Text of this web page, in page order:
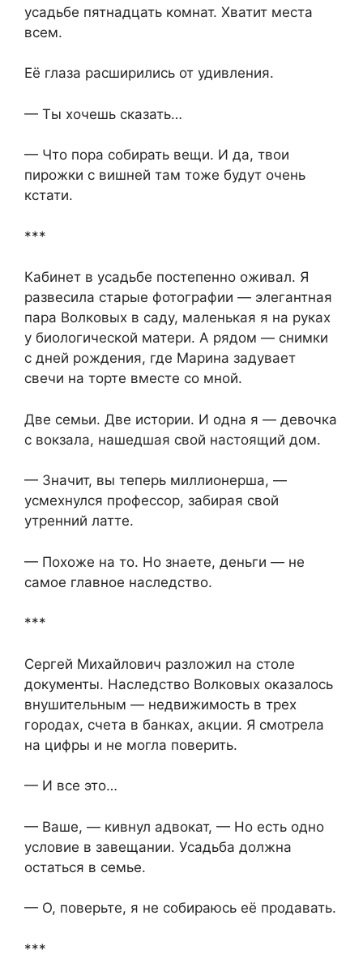
усадьбе пятнадцать комнат. Хватит места
всем.
Её глаза расширились от удивления.
— Ты хочешь сказать…
— Что пора собирать вещи. И да, твои
пирожки с вишней там тоже будут очень
кстати.
***
Кабинет в усадьбе постепенно оживал. Я
развесила старые фотографии — элегантная
пара Волковых в саду, маленькая я на руках
у биологической матери. А рядом — снимки
с дней рождения, где Марина задувает
свечи на торте вместе со мной.
Две семьи. Две истории. И одна я — девочка
с вокзала, нашедшая свой настоящий дом.
— Значит, вы теперь миллионерша, —
усмехнулся профессор, забирая свой
утренний латте.
— Похоже на то. Но знаете, деньги — не
самое главное наследство.
***
Сергей Михайлович разложил на столе
документы. Наследство Волковых оказалось
внушительным — недвижимость в трех
городах, счета в банках, акции. Я смотрела
на цифры и не могла поверить.
— И все это…
— Ваше, — кивнул адвокат, — Но есть одно
условие в завещании. Усадьба должна
остаться в семье.
— О, поверьте, я не собираюсь её продавать.
***